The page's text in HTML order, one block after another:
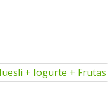
+ Iogurte + Frutas